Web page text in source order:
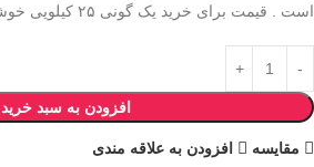
است . قیمت برای خرید یک گونی ۲۵ کیلویی خوشه سماق است
افزودن به سبد خرید
مقایسه افزودن به علاقه مندی